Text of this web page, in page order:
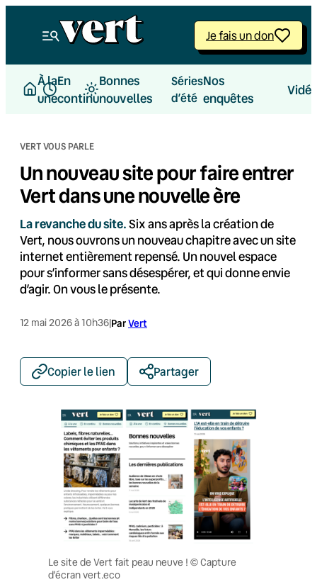
Je fais un don
À la
une
En
continu
Bonnes
nouvelles
Séries
d’été
Nos
enquêtes
VERT VOUS PARLE
Un nouveau site pour faire entrer
Vert dans une nouvelle ère
La revanche du site.Six ans après la création de
Vert, nous ouvrons un nouveau chapitre avec un site
internet entièrement repensé. Un nouvel espace
pour s’informer sans désespérer, et qui donne envie
d’agir. On vous le présente.
12 mai 2026 à 10h36|ParVert
Copier le lien Partager
Le site de Vert fait peau neuve ! © Capture
d’écran vert.eco